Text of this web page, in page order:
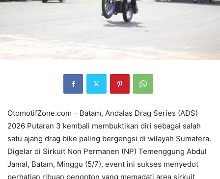
OtomotifZone.com – Batam, Andalas Drag Series (ADS)
2026 Putaran 3 kembali membuktikan diri sebagai salah
satu ajang drag bike paling bergengsi di wilayah Sumatera.
Digelar di Sirkuit Non Permanen (NP) Temenggung Abdul
Jamal, Batam, Minggu (5/7), event ini sukses menyedot
perhatian ribuan penonton yang memadati area sirkuit